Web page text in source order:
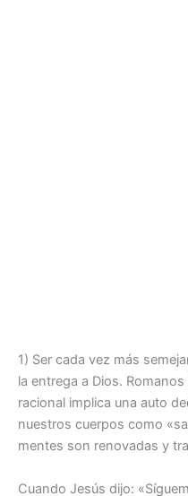
1) Ser cada vez más
la entrega a Dios.
racional implica una auto
nuestros cuerpos como
mentes son renovadas y
Cuando Jesús dijo: